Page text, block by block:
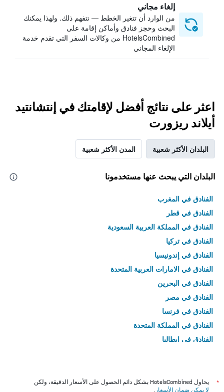
إلغاء مجاني
من الوارد أن تتغير الخطط — نتفهم ذلك. ولهذا يمكنك
البحث وحجز فنادق وأماكن إقامة على
HotelsCombined من وكالات السفر التي تقدم خدمة
الإلغاء المجاني
اعثر على نتائج أفضل لإقامتك في إنتشانتيد
أيلاند ريزورت
البلدان الأكثر شعبية المدن الأكثر شعبية
البلدان التي يبحث عنها مستخدمونا
الفنادق في المغرب
الفنادق في قطر
الفنادق في المملكة العربية السعودية
الفنادق في تركيا
الفنادق في إندونيسيا
الفنادق في الامارات العربية المتحدة
الفنادق في البحرين
الفنادق في مصر
الفنادق في فرنسا
الفنادق في المملكة المتحدة
الفنادق في إيطاليا
*
يحاول HotelsCombined بشكل دائم الحصول على الأسعار الدقيقة، ولكن
لا يمكن ضمان الأسعار .